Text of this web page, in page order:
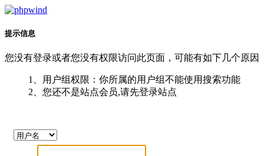
提示信息
您没有登录或者您没有权限访问此页面，可能有如下几个原因
1、用户组权限：你所属的用户组不能使用搜索功能
2、您还不是站点会员,请先登录站点